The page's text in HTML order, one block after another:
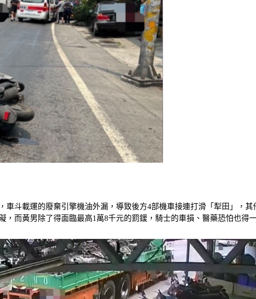
車斗載運的廢棄引擎機油外漏，導致後方4部機車接連打滑「犁田」，
而黃男除了得面臨最高1萬8千元的罰鍰，騎士的車損、醫藥恐怕也得